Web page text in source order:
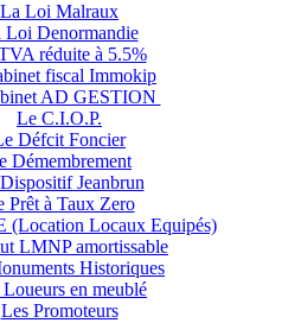
La Loi Malraux
Loi Denormandie
réduite à 5.5%
fiscal Immokip
AD GESTION
Le C.I.O.P.
Défcit Foncier
Démembrement
Jeanbrun
Prêt à Taux Zero
(Location Locaux Equipés)
LMNP amortissable
Historiques
en meublé
Les Promoteurs